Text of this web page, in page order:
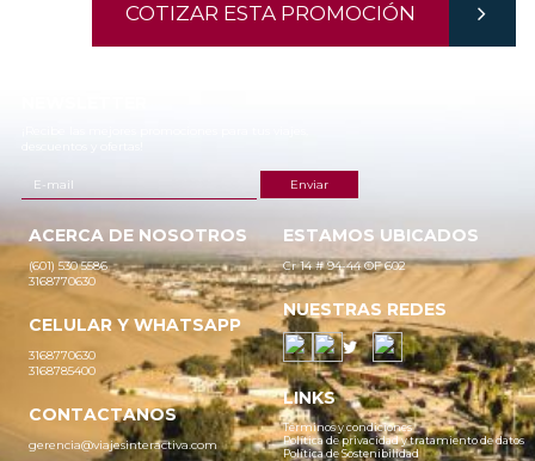
COTIZAR ESTA PROMOCIÓN
ACERCA DE NOSOTROS
(601) 530 5586
3168770630
CELULAR Y WHATSAPP
3168770630
3168785400
CONTACTANOS
gerencia@viajesinteractiva.com
ESTAMOS UBICADOS
Cr 14 # 94-44 OF 602
NUESTRAS REDES
LINKS
Términos y condiciones
Política de privacidad y tratamiento de datos
Política de Sostenibilidad